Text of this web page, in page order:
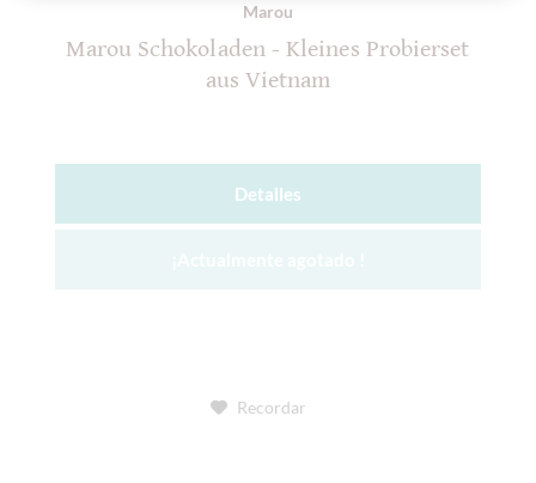
Marou
Marou Schokoladen - Kleines Probierset
aus Vietnam
Detalles
Recordar